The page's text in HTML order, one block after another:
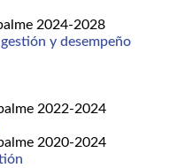
2024-2028
y desempeño
2022-2024
2020-2024